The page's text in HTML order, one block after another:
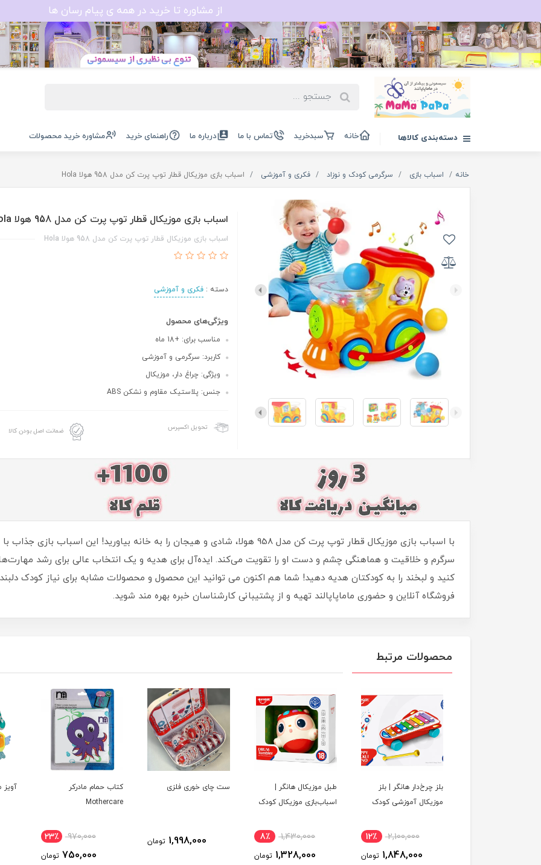
از مشاوره تا خرید در همه ی پیام رسان ها
دسته‌بندی کالاها خانه سبدخرید تماس با ما درباره ما راهنمای خرید مشاوره خرید محصولات
خانه اسباب بازی سرگرمی کودک و نوزاد فکری و آموزشی اسباب بازی موزیکال قطار توپ پرت کن مدل 958 هولا Hola
اسباب بازی موزیکال قطار توپ پرت کن مدل 958 هولا Hola
اسباب بازی موزیکال قطار توپ پرت کن مدل 958 هولا Hola
دسته :فکری و آموزشی
ویژگی‌های محصول
مناسب برای: +18 ماه
کاربرد: سرگرمی و آموزشی
ویژگی: چراغ دار، موزیکال
جنس: پلاستیک مقاوم و نشکن ABS
تحویل اکسپرس ضمانت اصل بودن کالا
با اسباب بازی موزیکال قطار توپ پرت کن مدل 958 هولا، شادی و هیجان را به خانه
سرگرم و خلاقیت و هماهنگی چشم و دست او را تقویت می‌کند. ایده‌آل برای هدیه و یک انتخاب عالی برای رشد
کنید و لبخند را به کودکتان هدیه دهید! شما هم اکنون می توانید این محصول و محصولات مشابه برای نیاز کودک
فروشگاه آنلاین و حضوری ماماپاپالند تهیه و از پشتیبانی کارشناسان خبره بهره مند شوید.
محصولات مرتبط
بلز چرخ‌دار هانگر | بلز
موزیکال آموزشی کودک
2,100,000 12٪
1,848,000 تومان
طبل موزیکال هانگر |
اسباب‌بازی موزیکال کودک
1,430,000 8٪
1,328,000 تومان
ست چای خوری فلزی
1,998,000 تومان
کتاب حمام مادرکر
Mothercare
970,000 23٪
750,000 تومان
آویز